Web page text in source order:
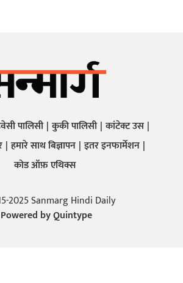
पालिसी कुकी पालिसी कांटेक्ट उस
हमारे साथ बिज्ञापन इतर इनफार्मेशन
कोड ऑफ़ एथिक्स
2025 Sanmarg Hindi Daily
Powered byQuintype